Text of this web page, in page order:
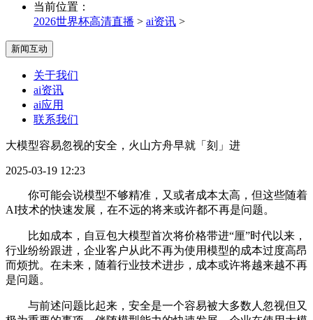
当前位置：
2026世界杯高清直播 > ai资讯 >
新闻互动
关于我们
ai资讯
ai应用
联系我们
大模型容易忽视的安全，火山方舟早就「刻」进
2025-03-19 12:23
你可能会说模型不够精准，又或者成本太高，但这些随着
AI技术的快速发展，在不远的将来或许都不再是问题。
比如成本，自豆包大模型首次将价格带进“厘”时代以来，
行业纷纷跟进，企业客户从此不再为使用模型的成本过度高昂
而烦扰。在未来，随着行业技术进步，成本或许将越来越不再
是问题。
与前述问题比起来，安全是一个容易被大多数人忽视但又